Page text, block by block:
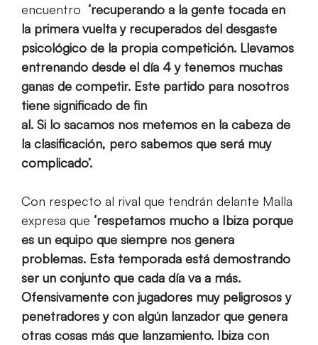
encuentro ‘recuperando a la gente tocada en
la primera vuelta y recuperados del desgaste
psicológico de la propia competición. Llevamos
entrenando desde el día 4 y tenemos muchas
ganas de competir. Este partido para nosotros
tiene significado de fin
al. Si lo sacamos nos metemos en la cabeza de
la clasificación, pero sabemos que será muy
complicado’.
Con respecto al rival que tendrán delante Malla
expresa que ‘respetamos mucho a Ibiza porque
es un equipo que siempre nos genera
problemas. Esta temporada está demostrando
ser un conjunto que cada día va a más.
Ofensivamente con jugadores muy peligrosos y
penetradores y con algún lanzador que genera
otras cosas más que lanzamiento. Ibiza con